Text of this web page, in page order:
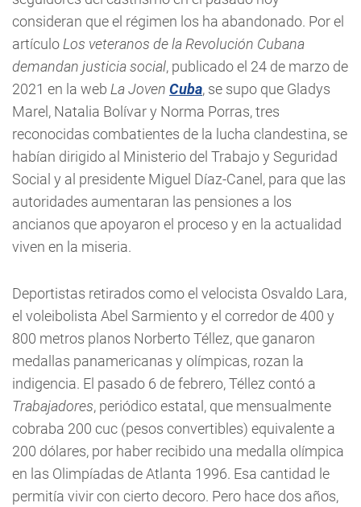
consideran que el régimen los ha abandonado. Por el
artículo Los veteranos de la Revolución Cubana
demandan justicia social, publicado el 24 de marzo de
2021 en la web La Joven Cuba, se supo que Gladys
Marel, Natalia Bolívar y Norma Porras, tres
reconocidas combatientes de la lucha clandestina, se
habían dirigido al Ministerio del Trabajo y Seguridad
Social y al presidente Miguel Díaz-Canel, para que las
autoridades aumentaran las pensiones a los
ancianos que apoyaron el proceso y en la actualidad
viven en la miseria.
Deportistas retirados como el velocista Osvaldo Lara,
el voleibolista Abel Sarmiento y el corredor de 400 y
800 metros planos Norberto Téllez, que ganaron
medallas panamericanas y olímpicas, rozan la
indigencia. El pasado 6 de febrero, Téllez contó a
Trabajadores, periódico estatal, que mensualmente
cobraba 200 cuc (pesos convertibles) equivalente a
200 dólares, por haber recibido una medalla olímpica
en las Olimpíadas de Atlanta 1996. Esa cantidad le
permitía vivir con cierto decoro. Pero hace dos años,